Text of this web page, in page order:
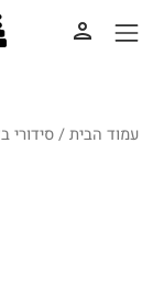
עמוד הבית/סידורי